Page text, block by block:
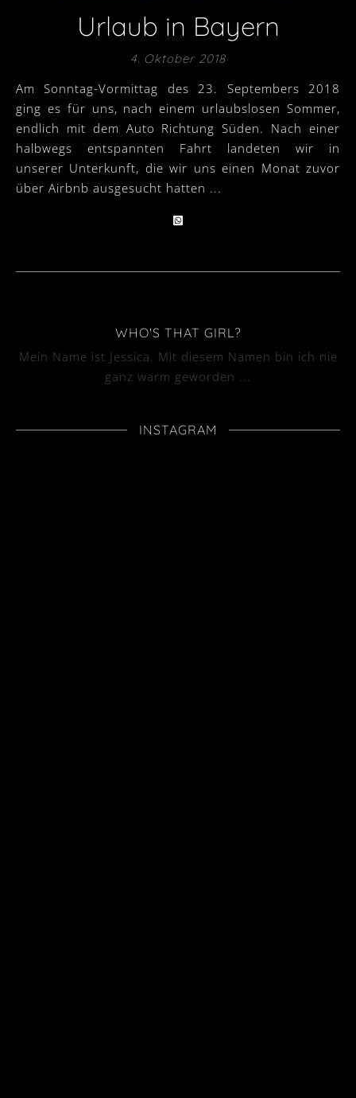
Urlaub in Bayern
4. Oktober 2018
Am Sonntag-Vormittag des 23. Septembers 2018
ging es für uns, nach einem urlaubslosen Sommer,
endlich mit dem Auto Richtung Süden. Nach einer
halbwegs entspannten Fahrt landeten wir in
unserer Unterkunft, die wir uns einen Monat zuvor
über Airbnb ausgesucht hatten ...
WHO'S THAT GIRL?
Mein Name ist Jessica. Mit diesem Namen bin ich nie
ganz warm geworden ...
INSTAGRAM